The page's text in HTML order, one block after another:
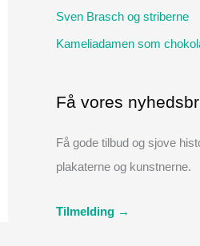
Sven Brasch og striberne
Kameliadamen som
Få vores
Få gode tilbud og sjove
plakaterne og kunstnerne.
Tilmelding →